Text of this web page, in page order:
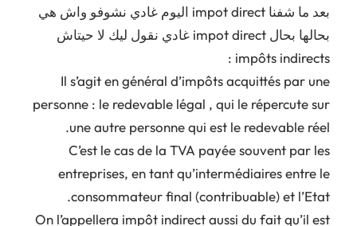
بعد ما شفنا impot direct اليوم غادي نشوفو واش هي
بحالها بحال impot direct غادي نقول ليك لا حيتاش
impôts indirects :
Il s’agit en général d’impôts acquittés par une
personne : le redevable légal , qui le répercute sur
une autre personne qui est le redevable réel.
C’est le cas de la TVA payée souvent par les
entreprises, en tant qu’intermédiaires entre le
consommateur final (contribuable) et l’Etat.
On l’appellera impôt indirect aussi du fait qu’il est